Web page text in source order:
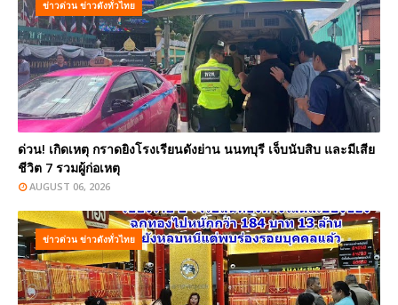
ข่าวด่วน ข่าวดังทั่วไทย
ด่วน! เกิดเหตุ กราดยิงโรงเรียนดังย่าน นนทบุรี เจ็บนับสิบ และมีเสีย
ชีวิต 7 รวมผู้ก่อเหตุ
AUGUST 06, 2026
ข่าวด่วน ข่าวดังทั่วไทย